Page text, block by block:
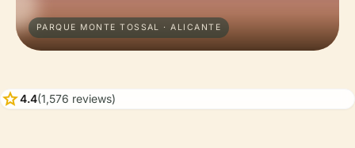
PARQUE MONTE TOSSAL · ALICANTE
star4.4(1,576 reviews)